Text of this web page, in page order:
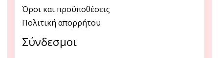
Όροι και προϋποθέσεις
Πολιτική απορρήτου
Σύνδεσμοι